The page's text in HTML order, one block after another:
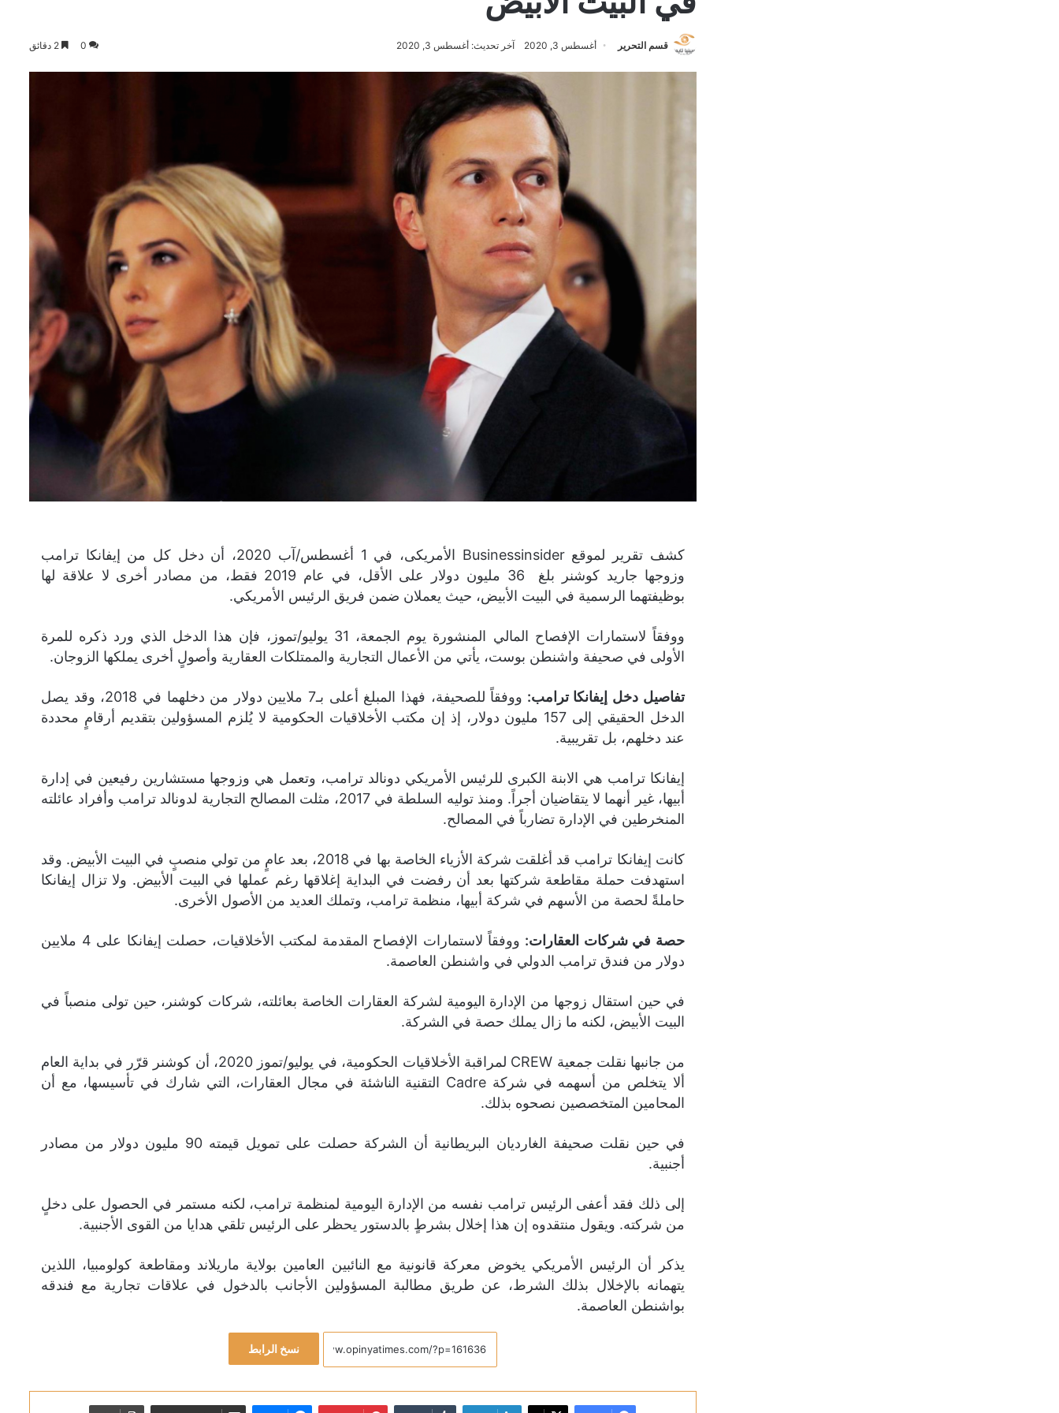
قسم التحرير أغسطس 3, 2020 آخر تحديث: أغسطس 3, 2020 0
كشف تقرير لموقع Businessinsider الأمريكى، في 1 أغسطس/آب 2020، أن دخل كل من إيفانكا ترامب
وزوجها جاريد كوشنر بلغ 36 مليون دولار على الأقل، في عام 2019 فقط، من مصادر أخرى لا علاقة لها
بوظيفتهما الرسمية في البيت الأبيض، حيث يعملان ضمن فريق الرئيس الأمريكي.
ووفقاً لاستمارات الإفصاح المالي المنشورة يوم الجمعة، 31 يوليو/تموز، فإن هذا الدخل الذي ورد ذكره للمرة
الأولى في صحيفة واشنطن بوست، يأتي من الأعمال التجارية والممتلكات العقارية وأصولٍ أخرى يملكها الزوجان.
تفاصيل دخل إيفانكا ترامب:
ووفقاً للصحيفة، فهذا المبلغ أعلى بـ7 ملايين دولار من دخلهما في 2018، وقد يصل
الدخل الحقيقي إلى 157 مليون دولار، إذ إن مكتب الأخلاقيات الحكومية لا يُلزم المسؤولين بتقديم أرقامٍ محددة
عند دخلهم، بل تقريبية.
إيفانكا ترامب هي الابنة الكبرى للرئيس الأمريكي دونالد ترامب، وتعمل هي وزوجها مستشارين رفيعين في إدارة
أبيها، غير أنهما لا يتقاضيان أجراً. ومنذ توليه السلطة في 2017، مثلت المصالح التجارية لدونالد ترامب وأفراد عائلته
المنخرطين في الإدارة تضارباً في المصالح.
كانت إيفانكا ترامب قد أغلقت شركة الأزياء الخاصة بها في 2018، بعد عامٍ من تولي منصبٍ في البيت الأبيض. وقد
استهدفت حملة مقاطعة شركتها بعد أن رفضت في البداية إغلاقها رغم عملها في البيت الأبيض. ولا تزال إيفانكا
حاملةً لحصة من الأسهم في شركة أبيها، منظمة ترامب، وتملك العديد من الأصول الأخرى.
حصة في شركات العقارات:
ووفقاً لاستمارات الإفصاح المقدمة لمكتب الأخلاقيات، حصلت إيفانكا على 4 ملايين
دولار من فندق ترامب الدولي في واشنطن العاصمة.
في حين استقال زوجها من الإدارة اليومية لشركة العقارات الخاصة بعائلته، شركات كوشنر، حين تولى منصباً في
البيت الأبيض، لكنه ما زال يملك حصة في الشركة.
من جانبها نقلت جمعية CREW لمراقبة الأخلاقيات الحكومية، في يوليو/تموز 2020، أن كوشنر قرّر في بداية العام
ألا يتخلص من أسهمه في شركة Cadre التقنية الناشئة في مجال العقارات، التي شارك في تأسيسها، مع أن
المحامين المتخصصين نصحوه بذلك.
في حين نقلت صحيفة الغارديان البريطانية أن الشركة حصلت على تمويل قيمته 90 مليون دولار من مصادر
أجنبية.
إلى ذلك فقد أعفى الرئيس ترامب نفسه من الإدارة اليومية لمنظمة ترامب، لكنه مستمر في الحصول على دخلٍ
من شركته. ويقول منتقدوه إن هذا إخلال بشرطٍ بالدستور يحظر على الرئيس تلقي هدايا من القوى الأجنبية.
يذكر أن الرئيس الأمريكي يخوض معركة قانونية مع النائبين العامين بولاية ماريلاند ومقاطعة كولومبيا، اللذين
يتهمانه بالإخلال بذلك الشرط، عن طريق مطالبة المسؤولين الأجانب بالدخول في علاقات تجارية مع فندقه
بواشنطن العاصمة.
نسخ الرابط